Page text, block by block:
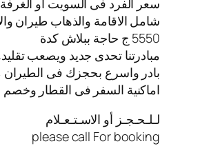
سعر الفرد فى السويت او الغرفة
شامل الاقامة والذهاب طيران
5550 ج حاجة ببلاش كدة
مبادرتنا تحدى جديد ويصعب
بادر واسرع بحجزك فى الطيران
️اماكنية السفر فى القطار
لـلـحـجـز أو الاسـتـعـلام
please call For booking